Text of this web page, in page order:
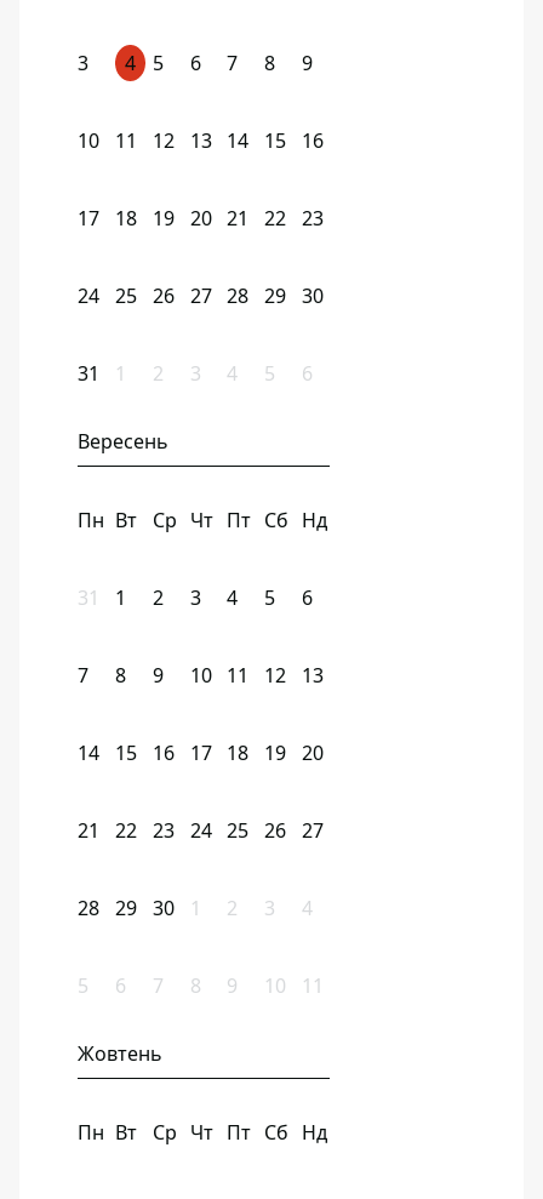
3 4 5 6 7 8 9
10 11 12 13 14 15 16
17 18 19 20 21 22 23
24 25 26 27 28 29 30
31 1 2 3 4 5 6
Вересень
Пн Вт Ср Чт Пт Сб Нд
31 1 2 3 4 5 6
7 8 9 10 11 12 13
14 15 16 17 18 19 20
21 22 23 24 25 26 27
28 29 30 1 2 3 4
5 6 7 8 9 10 11
Жовтень
Пн Вт Ср Чт Пт Сб Нд